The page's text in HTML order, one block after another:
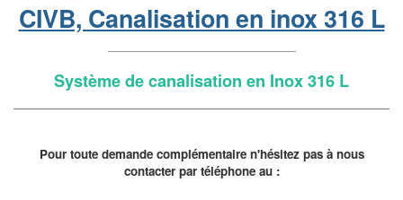
CIVB, Canalisation en inox 316 L
Système de canalisation en Inox 316 L
Pour toute demande complémentaire n'hésitez pas à nous
contacter par téléphone au :